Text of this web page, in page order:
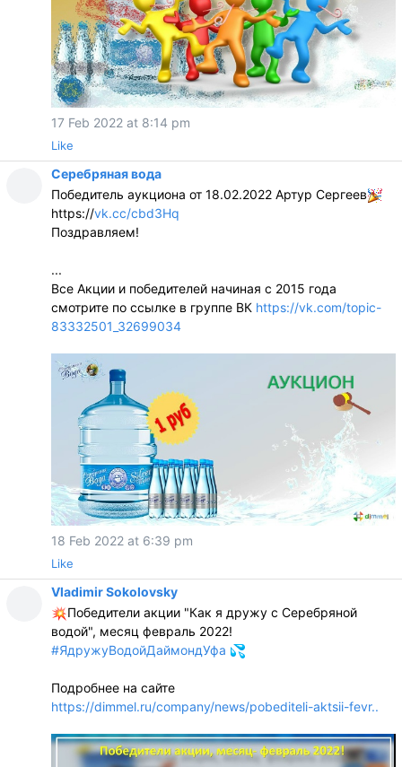
17 Feb 2022 at 8:14 pm
Like
Серебряная вода
Победитель аукциона от 18.02.2022 Артур Сергеев
https://vk.cc/cbd3Hq
Поздравляем!
...
Все Акции и победителей начиная с 2015 года
смотрите по ссылке в группе ВК https://vk.com/topic-
83332501_32699034
18 Feb 2022 at 6:39 pm
Like
Vladimir Sokolovsky
Победители акции "Как я дружу с Серебряной
водой", месяц февраль 2022!
#ЯдружуВодойДаймондУфа
Подробнее на сайте
https://dimmel.ru/company/news/pobediteli-aktsii-fevr..